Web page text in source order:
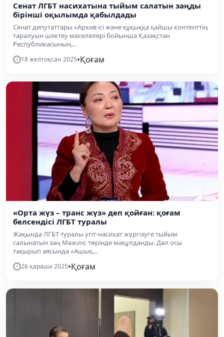
Сенат ЛГБТ насихатына тыйым салатын заңды
бірінші оқылымда қабылдады
Сенат депутаттары «Архив ісі және құқыққа қайшы контенттің
таралуын шектеу мәселелері бойынша Қазақстан
Республикасының...
18 желтоқсан 2025•Қоғам
«Орта жүз – транс жүз» деп қойған: қоғам
белсендісі ЛГБТ туралы
Жақында ЛГБТ туралы үгіт-насихат жүргізуге тыйым
салынатын заң Мәжіліс төрінде мақұлданды. Дәл осы
тақырып аясында «Ашық...
26 қараша 2025•Қоғам